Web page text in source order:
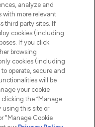
Personal
analyze and
with more relevant
third party sites. If
cookies (including
If you click
browsing
cookies (including
operate, secure and
will be
your cookie
the “Manage
using this site or
"Manage Cookie